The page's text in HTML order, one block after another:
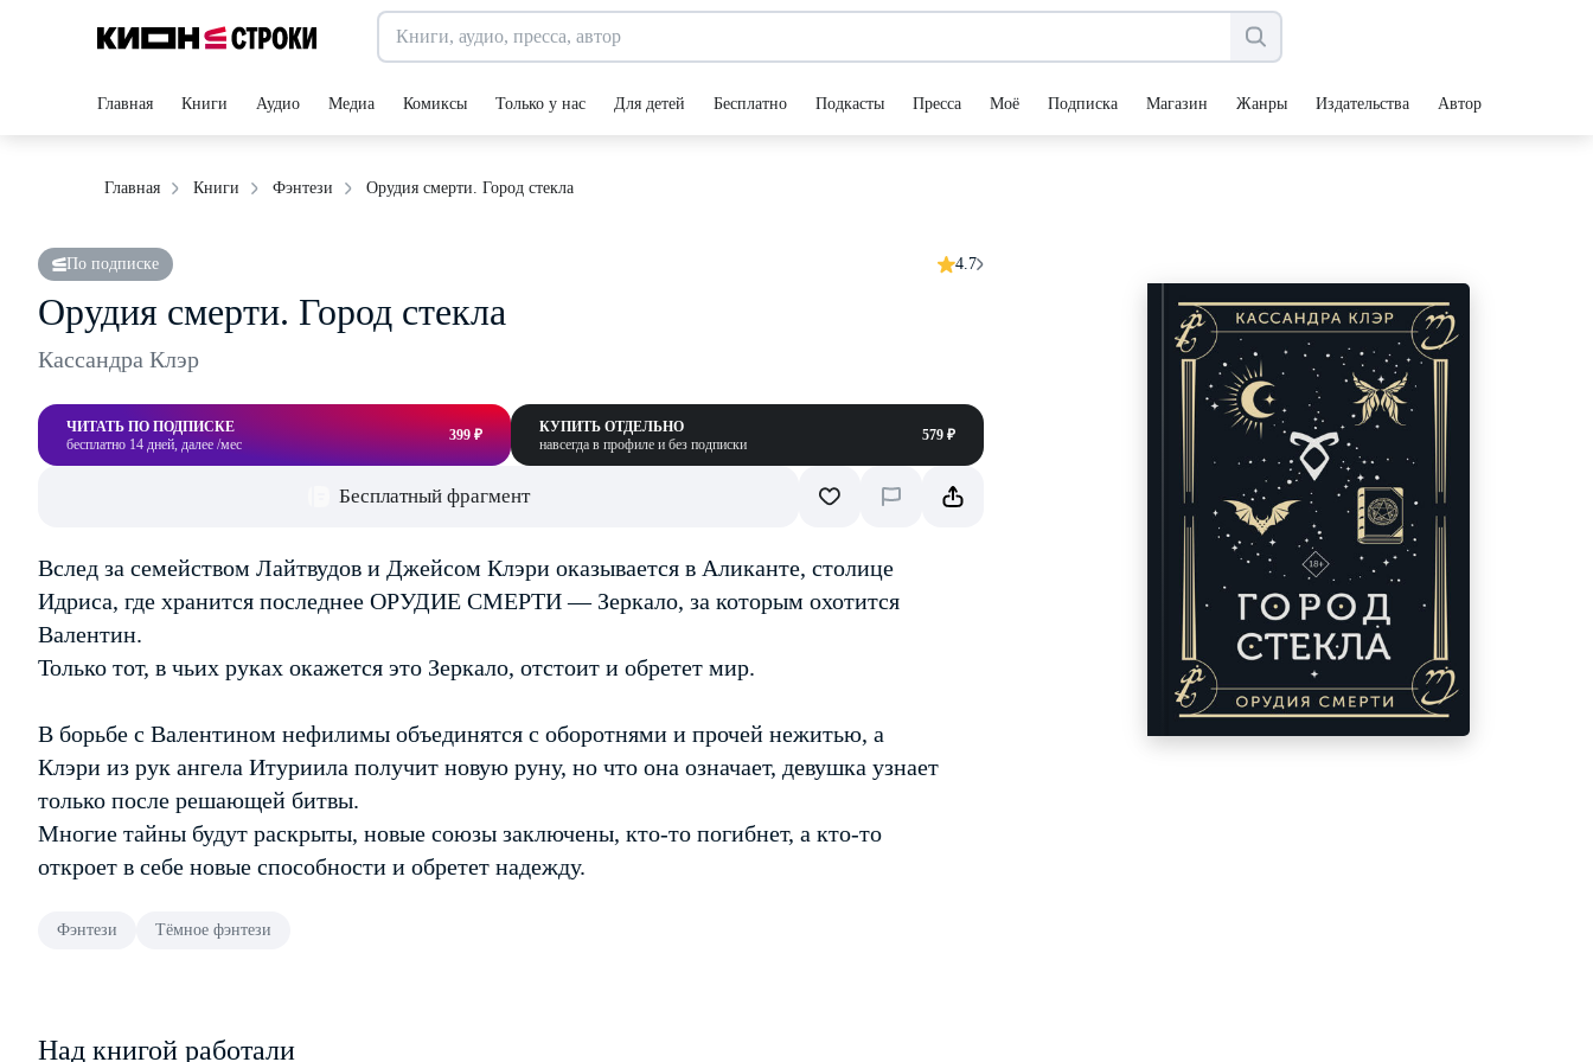
Главная Книги Аудио Медиа Комиксы Только у нас Для детей Бесплатно Подкасты Пресса Моё Подписка Магазин Жанры Издательства Авторы
Главная Книги Фэнтези Орудия смерти. Город стекла
По подписке 4.7
Орудия смерти. Город стекла
Кассандра Клэр
ЧИТАТЬ ПО ПОДПИСКЕ
бесплатно 14 дней, далее /мес
399 ₽
КУПИТЬ ОТДЕЛЬНО
навсегда в профиле и без подписки
579 ₽
Бесплатный фрагмент
Вслед за семейством Лайтвудов и Джейсом Клэри оказывается в Аликанте, столице
Идриса, где хранится последнее ОРУДИЕ СМЕРТИ — Зеркало, за которым охотится
Валентин.
Только тот, в чьих руках окажется это Зеркало, отстоит и обретет мир.
В борьбе с Валентином нефилимы объединятся с оборотнями и прочей нежитью, а
Клэри из рук ангела Итуриила получит новую руну, но что она означает, девушка узнает
только после решающей битвы.
Многие тайны будут раскрыты, новые союзы заключены, кто-то погибнет, а кто-то
откроет в себе новые способности и обретет надежду.
Фэнтези Тёмное фэнтези
Над книгой работали